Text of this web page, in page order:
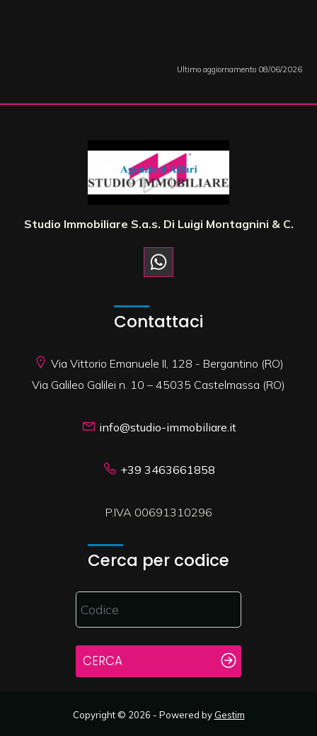
Ultimo aggiornamento 08/06/2026
Studio Immobiliare S.a.s. Di Luigi Montagnini & C.
Contattaci
Via Vittorio Emanuele II, 128 - Bergantino (RO)
Via Galileo Galilei n. 10 – 45035 Castelmassa (RO)
info@studio-immobiliare.it
+39 3463661858
P.IVA 00691310296
Cerca per codice
CERCA
Copyright © 2026 - Powered by Gestim